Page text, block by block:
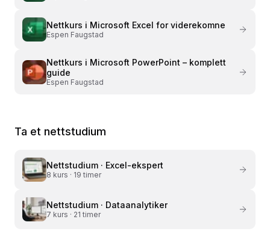
Nettkurs i Microsoft Excel for viderekomne
Espen Faugstad
Nettkurs i Microsoft PowerPoint – komplett
guide
Espen Faugstad
Ta et nettstudium
Nettstudium · Excel-ekspert
8 kurs · 19 timer
Nettstudium · Dataanalytiker
7 kurs · 21 timer